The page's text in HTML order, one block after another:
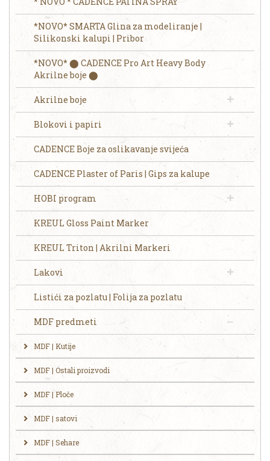
*NOVO* SMARTA Glina za modeliranje |
Silikonski kalupi | Pribor
*NOVO* ⬤ CADENCE Pro Art Heavy Body
Akrilne boje ⬤
Akrilne boje
Blokovi i papiri
CADENCE Boje za oslikavanje svijeća
CADENCE Plaster of Paris | Gips za kalupe
HOBI program
KREUL Gloss Paint Marker
KREUL Triton | Akrilni Markeri
Lakovi
Listići za pozlatu | Folija za pozlatu
MDF predmeti
MDF | Kutije
MDF | Ostali proizvodi
MDF | Ploče
MDF | satovi
MDF | Sehare